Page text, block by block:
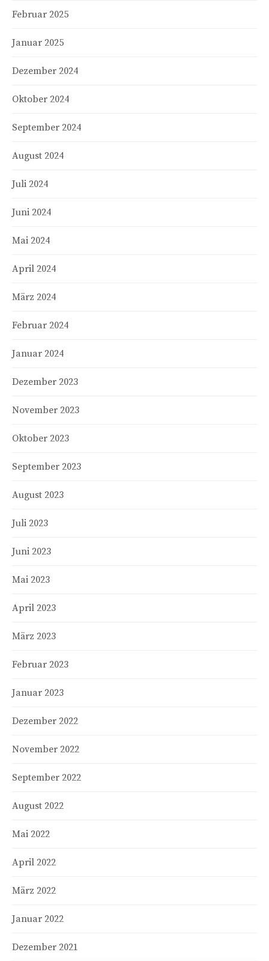
Februar 2025
Januar 2025
Dezember 2024
Oktober 2024
September 2024
August 2024
Juli 2024
Juni 2024
Mai 2024
April 2024
März 2024
Februar 2024
Januar 2024
Dezember 2023
November 2023
Oktober 2023
September 2023
August 2023
Juli 2023
Juni 2023
Mai 2023
April 2023
März 2023
Februar 2023
Januar 2023
Dezember 2022
November 2022
September 2022
August 2022
Mai 2022
April 2022
März 2022
Januar 2022
Dezember 2021